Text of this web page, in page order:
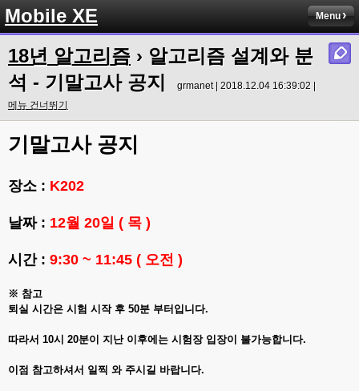
Mobile XE Menu
18년 알고리즘 › 알고리즘 설계와 분
석 - 기말고사 공지
grmanet | 2018.12.04 16:39:02 |
메뉴 건너뛰기
기말고사 공지
장소 : K202
날짜 : 12월 20일 ( 목 )
시간 : 9:30 ~ 11:45 ( 오전 )
※ 참고
퇴실 시간은 시험 시작 후 50분 부터입니다.
따라서 10시 20분이 지난 이후에는 시험장 입장이 불가능합니다.
이점 참고하셔서 일찍 와 주시길 바랍니다.